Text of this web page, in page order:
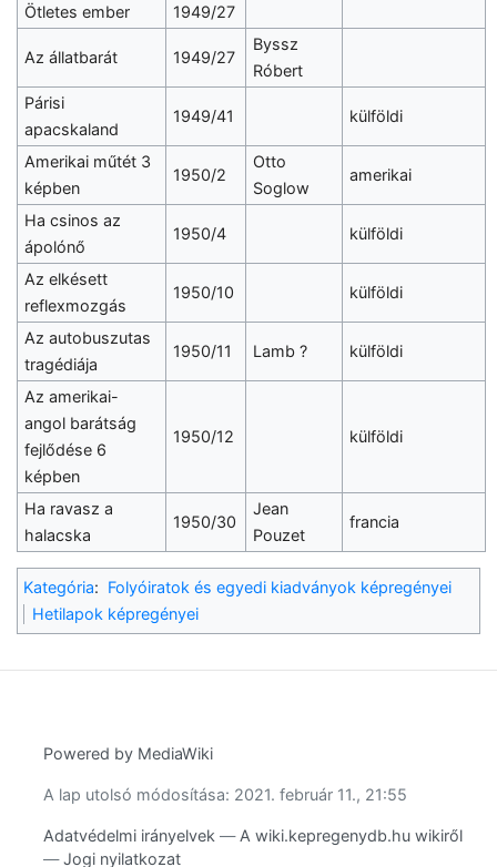
Ötletes ember 1949/27
Az állatbarát 1949/27
Byssz
Róbert
Párisi
apacskaland
1949/41 külföldi
Amerikai műtét 3
képben
1950/2
Otto
Soglow
amerikai
Ha csinos az
ápolónő
1950/4 külföldi
Az elkésett
reflexmozgás
1950/10 külföldi
Az autobuszutas
tragédiája
1950/11 Lamb ? külföldi
Az amerikai-
angol barátság
fejlődése 6
képben
1950/12 külföldi
Ha ravasz a
halacska
1950/30
Jean
Pouzet
francia
Kategória: Folyóiratok és egyedi kiadványok képregényei
Hetilapok képregényei
Powered by MediaWiki
A lap utolsó módosítása: 2021. február 11., 21:55
Adatvédelmi irányelvek
A wiki.kepregenydb.hu wikiről
Jogi nyilatkozat